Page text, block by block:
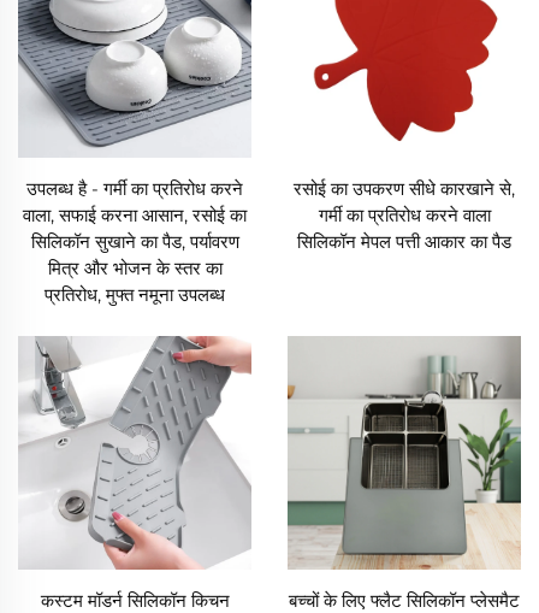
उपलब्ध है - गर्मी का प्रतिरोध करने
वाला, सफाई करना आसान, रसोई का
सिलिकॉन सुखाने का पैड, पर्यावरण
मित्र और भोजन के स्तर का
प्रतिरोध, मुफ्त नमूना उपलब्ध
रसोई का उपकरण सीधे कारखाने से,
गर्मी का प्रतिरोध करने वाला
सिलिकॉन मेपल पत्ती आकार का पैड
कस्टम मॉडर्न सिलिकॉन किचन
बच्चों के लिए फ्लैट सिलिकॉन प्लेसमैट